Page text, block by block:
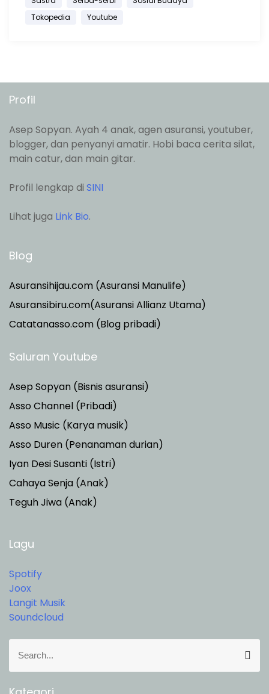
Tokopedia
Youtube
Profil
Asep Sopyan. Ayah 4 anak, agen asuransi, youtuber,
blogger, dan penyanyi amatir. Hobi baca cerita silat,
main catur, dan main gitar.
Profil lengkap di SINI
Lihat juga Link Bio.
Blog
Asuransihijau.com (Asuransi Manulife)
Asuransibiru.com(Asuransi Allianz Utama)
Catatanasso.com (Blog pribadi)
Saluran Youtube
Asep Sopyan (Bisnis asuransi)
Asso Channel (Pribadi)
Asso Music (Karya musik)
Asso Duren (Penanaman durian)
Iyan Desi Susanti (Istri)
Cahaya Senja (Anak)
Teguh Jiwa (Anak)
Lagu
Spotify
Joox
Langit Musik
Soundcloud
a
r
S
a